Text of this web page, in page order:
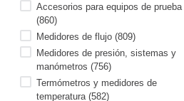
Termómetros infrarrojos y de esfera
(754)
Mostrar 69 más
Accesorios para equipos de prueba
(860)
Medidores de flujo (809)
Medidores de presión, sistemas y
manómetros (756)
Termómetros y medidores de
temperatura (582)